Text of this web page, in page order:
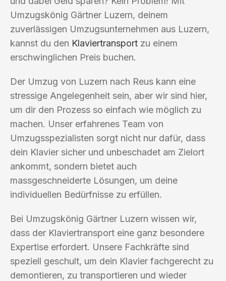
Umzugskönig Gärtner Luzern, deinem
zuverlässigen Umzugsunternehmen aus Luzern,
kannst du den Klaviertransport zu einem
erschwinglichen Preis buchen.
Der Umzug von Luzern nach Reus kann eine
stressige Angelegenheit sein, aber wir sind hier,
um dir den Prozess so einfach wie möglich zu
machen. Unser erfahrenes Team von
Umzugsspezialisten sorgt nicht nur dafür, dass
dein Klavier sicher und unbeschadet am Zielort
ankommt, sondern bietet auch
massgeschneiderte Lösungen, um deine
individuellen Bedürfnisse zu erfüllen.
Bei Umzugskönig Gärtner Luzern wissen wir,
dass der Klaviertransport eine ganz besondere
Expertise erfordert. Unsere Fachkräfte sind
speziell geschult, um dein Klavier fachgerecht zu
demontieren, zu transportieren und wieder